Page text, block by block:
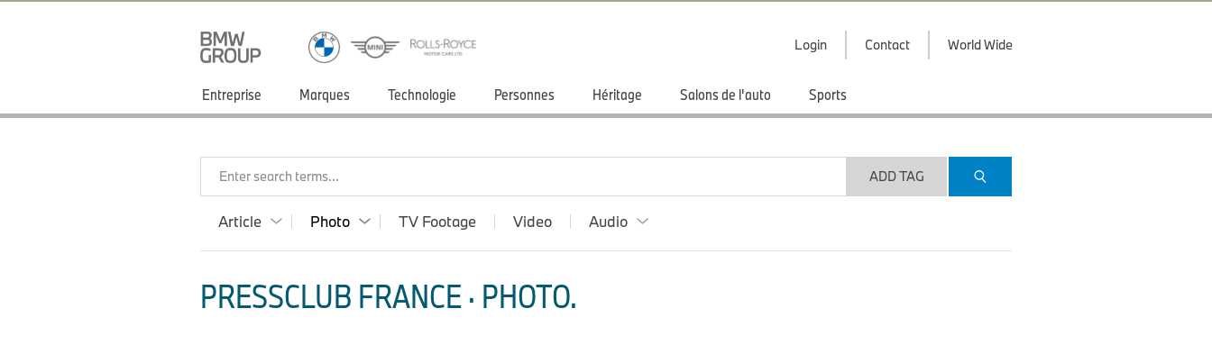
Login Contact World Wide
Entreprise Marques Technologie Personnes Héritage Salons de l'auto Sports
Enter search terms... ADD TAG
Article Photo TV Footage Video Audio
PRESSCLUB FRANCE · PHOTO.